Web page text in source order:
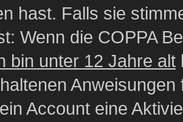
hast. Falls sie
Wenn die COPPA
bin unter 12 Jahre alt
Account eine